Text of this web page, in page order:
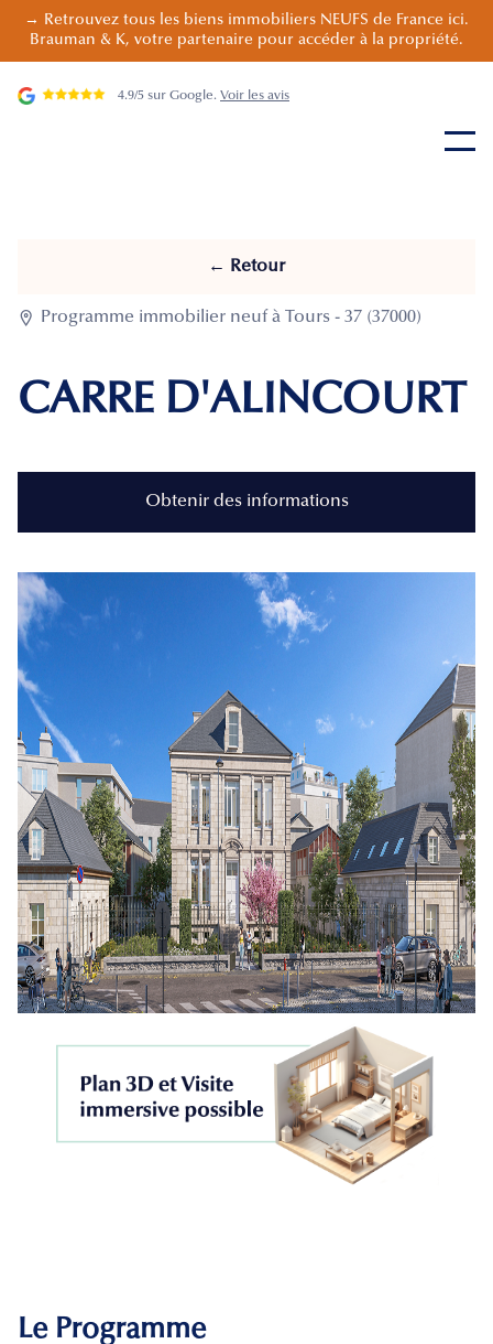
→ Retrouvez tous les biens immobiliers NEUFS de France ici.
Brauman & K, votre partenaire pour accéder à la propriété.
4.9/5 sur Google. Voir les avis
← Retour
 Programme immobilier neuf à Tours - 37 (37000)
CARRE D'ALINCOURT
Obtenir des informations
Le Programme